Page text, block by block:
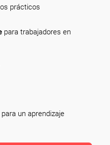
prácticos
para trabajadores en
un aprendizaje